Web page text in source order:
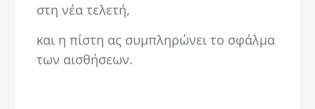
στη νέα τελετή,
και η πίστη ας συμπληρώνει το σφάλμα
των αισθήσεων.